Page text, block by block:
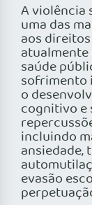
A violência
uma das
aos
saúde
sofrimento
o
cognitivo e
incluindo
evasão